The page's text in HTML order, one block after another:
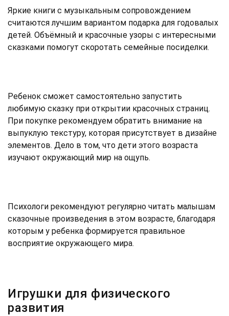
Яркие книги с музыкальным сопровождением
считаются лучшим вариантом подарка для годовалых
детей. Объёмный и красочные узоры с интересными
сказками помогут скоротать семейные посиделки.
Ребенок сможет самостоятельно запустить
любимую сказку при открытии красочных страниц.
При покупке рекомендуем обратить внимание на
выпуклую текстуру, которая присутствует в дизайне
элементов. Дело в том, что дети этого возраста
изучают окружающий мир на ощупь.
Психологи рекомендуют регулярно читать малышам
сказочные произведения в этом возрасте, благодаря
которым у ребенка формируется правильное
восприятие окружающего мира.
Игрушки для физического
развития